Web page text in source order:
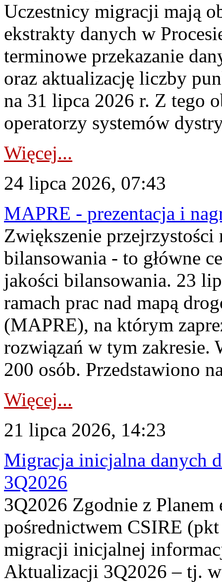
Uczestnicy migracji mają
ekstrakty danych w
terminowe przekazanie
oraz aktualizację liczby
na 31 lipca 2026 r. Z tego
operatorzy systemów
Więcej...
24 lipca 2026, 07:43
MAPRE - prezentacja i
Zwiększenie
bilansowania - to główne
jakości bilansowania. 23
ramach prac nad mapą
(MAPRE), na którym
rozwiązań w tym zakresie.
200 osób. Przedstawiono
Więcej...
21 lipca 2026, 14:23
Migracja inicjalna danych
3Q2026
3Q2026 Zgodnie z
pośrednictwem CSIRE
migracji inicjalnej
Aktualizacji 3Q2026 – tj.